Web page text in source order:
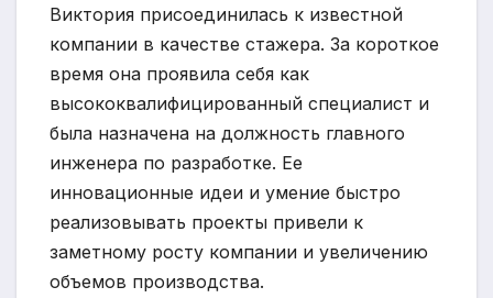
Виктория присоединилась к известной
компании в качестве стажера. За короткое
время она проявила себя как
высококвалифицированный специалист и
была назначена на должность главного
инженера по разработке. Ее
инновационные идеи и умение быстро
реализовывать проекты привели к
заметному росту компании и увеличению
объемов производства.